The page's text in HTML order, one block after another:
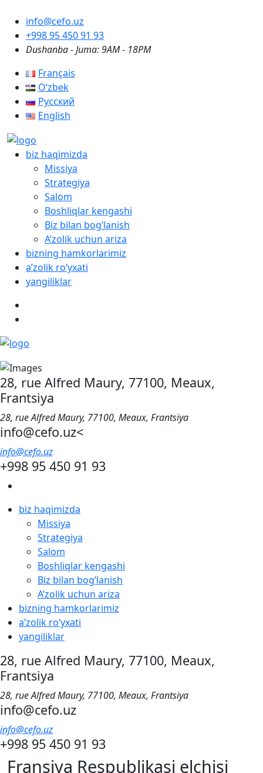
info@cefo.uz
+998 95 450 91 93
Dushanba - Juma: 9AM - 18PM
Français
Oʻzbek
Русский
English
biz haqimizda
Missiya
Strategiya
Salom
Boshliqlar kengashi
Biz bilan bog’lanish
A’zolik uchun ariza
bizning hamkorlarimiz
aʼzolik roʻyxati
yangiliklar
28, rue Alfred Maury, 77100, Meaux,
Frantsiya
28, rue Alfred Maury, 77100, Meaux, Frantsiya
info@cefo.uz<
info@cefo.uz
+998 95 450 91 93
biz haqimizda
Missiya
Strategiya
Salom
Boshliqlar kengashi
Biz bilan bog’lanish
A’zolik uchun ariza
bizning hamkorlarimiz
aʼzolik roʻyxati
yangiliklar
28, rue Alfred Maury, 77100, Meaux,
Frantsiya
28, rue Alfred Maury, 77100, Meaux, Frantsiya
info@cefo.uz
info@cefo.uz
+998 95 450 91 93
Fransiya Respublikasi elchisi